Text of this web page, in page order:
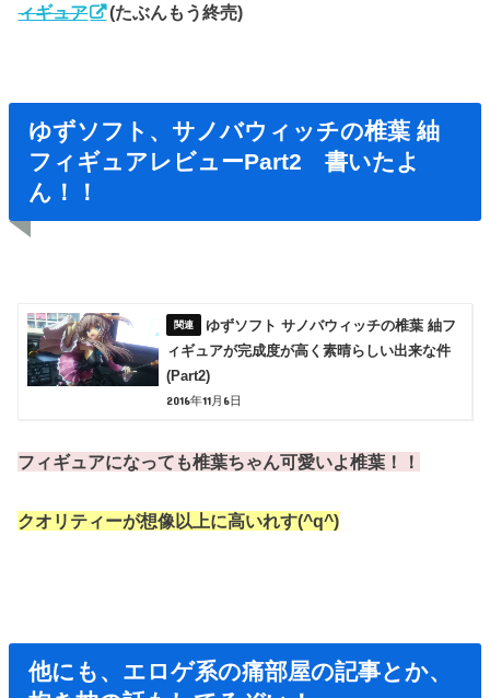
ィギュア
(たぶんもう終売)
ゆずソフト、サノバウィッチの椎葉 紬
フィギュアレビューPart2 書いたよ
ん！！
ゆずソフト サノバウィッチの椎葉 紬フ
ィギュアが完成度が高く素晴らしい出来な件
(Part2)
2016年11月6日
フィギュアになっても椎葉ちゃん可愛いよ椎葉！！
クオリティーが想像以上に高いれす(^q^)
他にも、エロゲ系の痛部屋の記事とか、